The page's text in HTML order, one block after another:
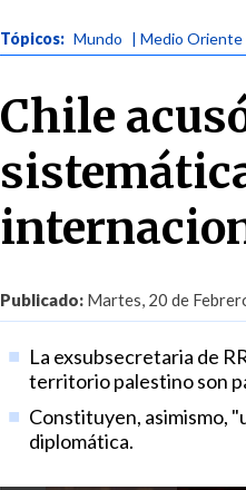
Tópicos: Mundo | Medio Oriente
Chile
Publicado: Martes, 20 de
La exsubsecretaria de
territorio palestino son
Constituyen, asimismo,
diplomática.